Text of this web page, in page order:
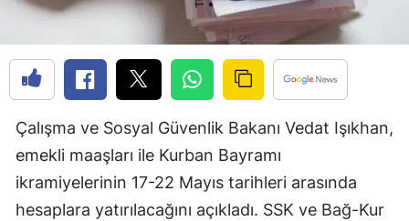
Edirne
Elazığ
Erzincan
Erzurum
Eskişehir
Çalışma ve Sosyal Güvenlik Bakanı Vedat Işıkhan,
emekli maaşları ile Kurban Bayramı
ikramiyelerinin 17-22 Mayıs tarihleri arasında
hesaplara yatırılacağını açıkladı. SSK ve Bağ-Kur